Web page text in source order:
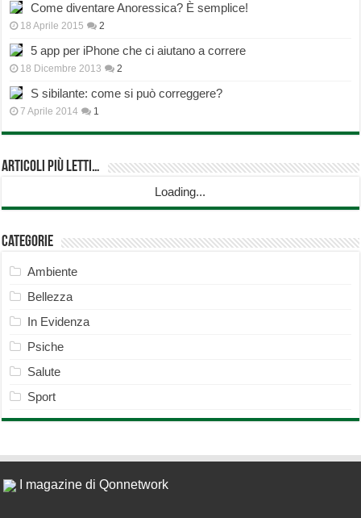
Come diventare Anoressica? È semplice!
18 Aprile 2015 2
5 app per iPhone che ci aiutano a correre
18 Dicembre 2013 2
S sibilante: come si può correggere?
7 Aprile 2014 1
Articoli più Letti…
Loading...
Categorie
Ambiente
Bellezza
In Evidenza
Psiche
Salute
Sport
I magazine di Qonnetwork